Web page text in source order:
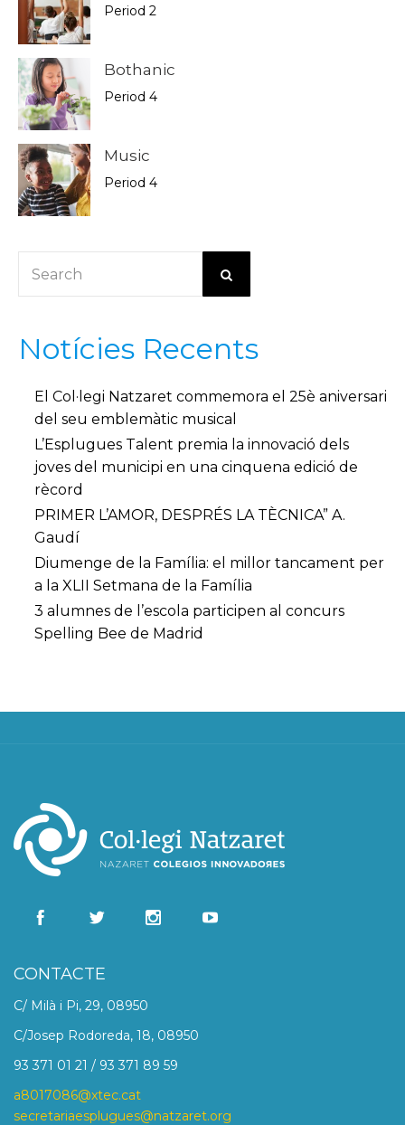
Period 2
Bothanic
Period 4
Music
Period 4
Notícies Recents
El Col·legi Natzaret commemora el 25è aniversari
del seu emblemàtic musical
L’Esplugues Talent premia la innovació dels
joves del municipi en una cinquena edició de
rècord
PRIMER L’AMOR, DESPRÉS LA TÈCNICA” A.
Gaudí
Diumenge de la Família: el millor tancament per
a la XLII Setmana de la Família
3 alumnes de l’escola participen al concurs
Spelling Bee de Madrid
CONTACTE
C/ Milà i Pi, 29, 08950
C/Josep Rodoreda, 18, 08950
93 371 01 21 / 93 371 89 59
a8017086@xtec.cat
secretariaesplugues@natzaret.org